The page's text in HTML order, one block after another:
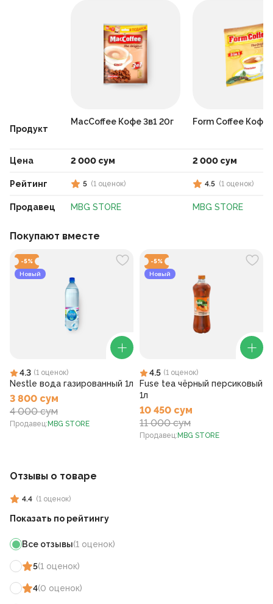
Продукт
Цена
Рейтинг
Продавец
MacCoffee Кофе 3в1 20г
2 000 сум
5 (1 оценок)
MBG STORE
Form Coffee Кофе
2 000 сум
4.5 (1 оценок)
MBG STORE
Покупают вместе
-5%
Новый
4.3 (1 оценок)
Nestle вода газированный 1л
3 800 сум
4 000 сум
Продавец: MBG STORE
-5%
Новый
4.5 (1 оценок)
Fuse tea чёрный персиковый
1л
10 450 сум
11 000 сум
Продавец: MBG STORE
Отзывы о товаре
4.4 (1 оценок)
Показать по рейтингу
Все отзывы(1 оценок)
5(1 оценок)
4(0 оценок)